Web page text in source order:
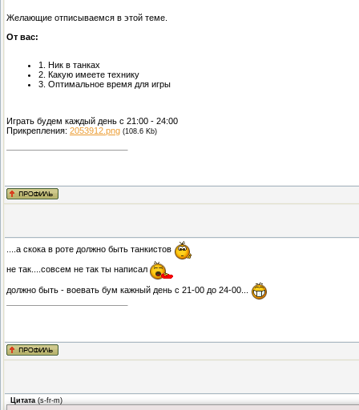
Желающие отписываемся в этой теме.
От вас:
1. Ник в танках
2. Какую имеете технику
3. Оптимальное время для игры
Играть будем каждый день с 21:00 - 24:00
Прикрепления: 2053912.png (108.6 Kb)
....а скока в роте должно быть танкистов
не так....совсем не так ты написал
должно быть - воевать бум кажный день с 21-00 до 24-00...
Цитата (s-fr-m)